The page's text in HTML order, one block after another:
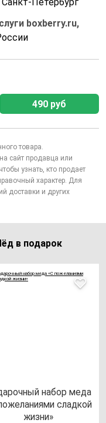
boxberry.ru,
490 руб
товара.
сайт продавца или
узнать, кто продает
характер. Для
доставки и других
в подарок
на­бор ме­да
слад­кой
жиз­ни»